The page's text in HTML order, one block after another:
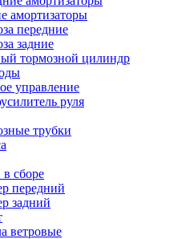
амортизаторы
передние
задние
тормозной цилиндр
управление
руля
трубки
в сборе
передний
задний
ветровые